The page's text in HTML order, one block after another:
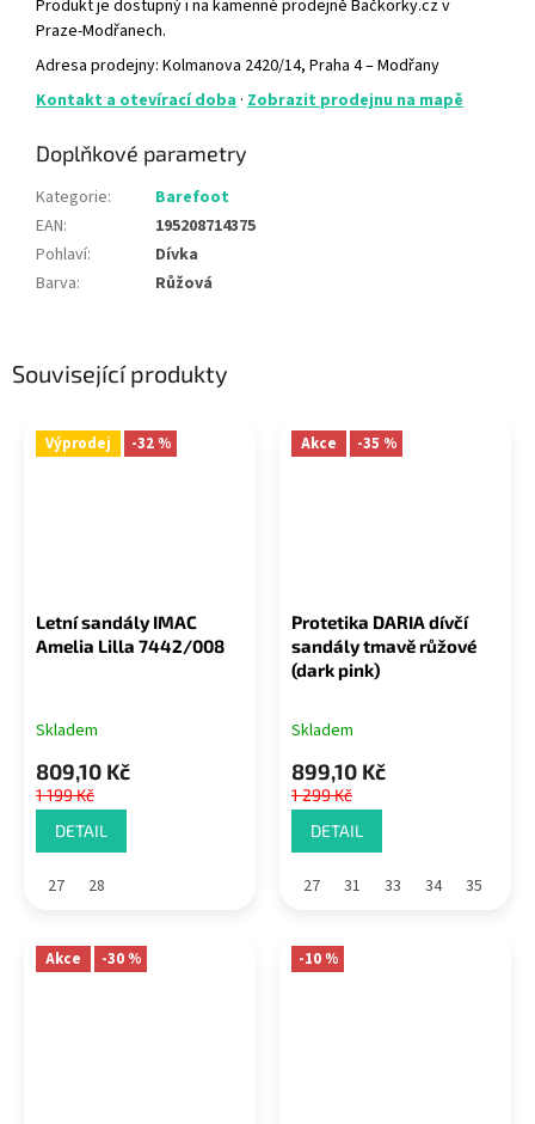
Související produkty
Výprodej -32 %
Letní sandály IMAC
Amelia Lilla 7442/008
Skladem
809,10 Kč
1 199 Kč
DETAIL
27 28
Akce -35 %
Protetika DARIA dívčí
sandály tmavě růžové
(dark pink)
Skladem
899,10 Kč
1 299 Kč
DETAIL
27 31 33 34 35
Akce -30 % -10 %
Produkt je dostupný i na kamenné prodejně Bačkorky.cz v
Praze-Modřanech.
Adresa prodejny: Kolmanova 2420/14, Praha 4 – Modřany
Kontakt a otevírací doba · Zobrazit prodejnu na mapě
Doplňkové parametry
Kategorie:
Barefoot
EAN:
195208714375
Pohlaví:
Dívka
Barva: Růžová